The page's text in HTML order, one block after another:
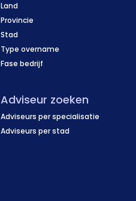
Land
Provincie
Stad
Type overname
Fase bedrijf
Adviseur zoeken
Adviseurs per specialisatie
Adviseurs per stad